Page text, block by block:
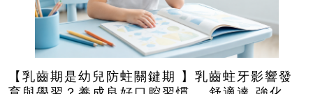
【乳齒期是幼兒防蛀關鍵期 】乳齒蛀牙影響發